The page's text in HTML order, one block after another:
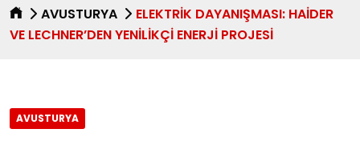
AVUSTURYA
ELEKTRIK DAYANIŞMASI: HAIDER
VE LECHNER’DEN YENILIKÇI ENERJI PROJESI
AVUSTURYA